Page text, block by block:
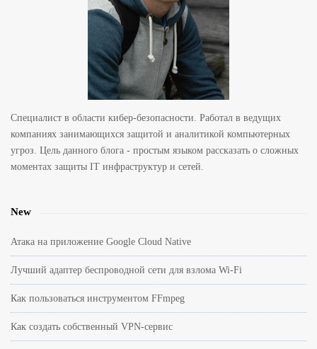
Специалист в области кибер-безопасности. Работал в ведущих
компаниях занимающихся защитой и аналитикой компьютерных
угроз. Цель данного блога - простым языком рассказать о сложных
моментах защиты IT инфраструктур и сетей.
New
Атака на приложение Google Cloud Native
Лучший адаптер беспроводной сети для взлома Wi-Fi
Как пользоваться инструментом FFmpeg
Как создать собственный VPN-сервис